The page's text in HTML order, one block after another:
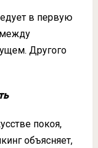
в первую
между
Другого
покоя,
объясняет,